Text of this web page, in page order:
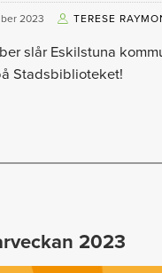
2023 TERESE
slår Eskilstuna
Stadsbiblioteket!
2023